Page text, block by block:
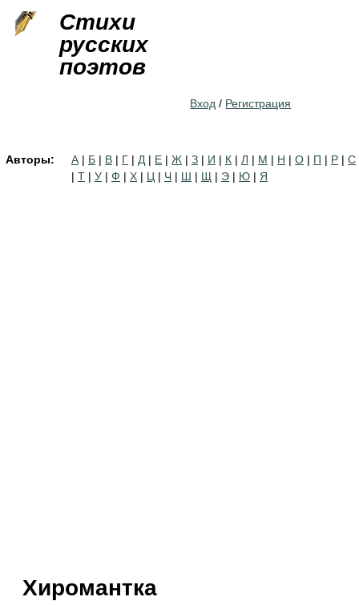
Стихи
русских
поэтов
Вход / Регистрация
Авторы: А | Б | В | Г | Д | Е | Ж | З | И | К | Л | М | Н | О | П | Р | С
| Т | У | Ф | Х | Ц | Ч | Ш | Щ | Э | Ю | Я
Хиромантка